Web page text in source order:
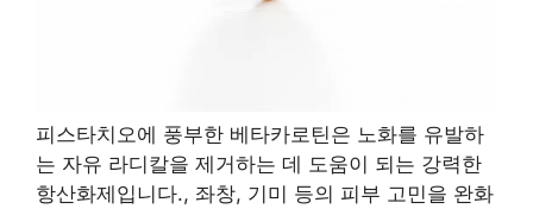
피스타치오에 풍부한 베타카로틴은 노화를 유발하
는 자유 라디칼을 제거하는 데 도움이 되는 강력한
항산화제입니다., 좌창, 기미 등의 피부 고민을 완화